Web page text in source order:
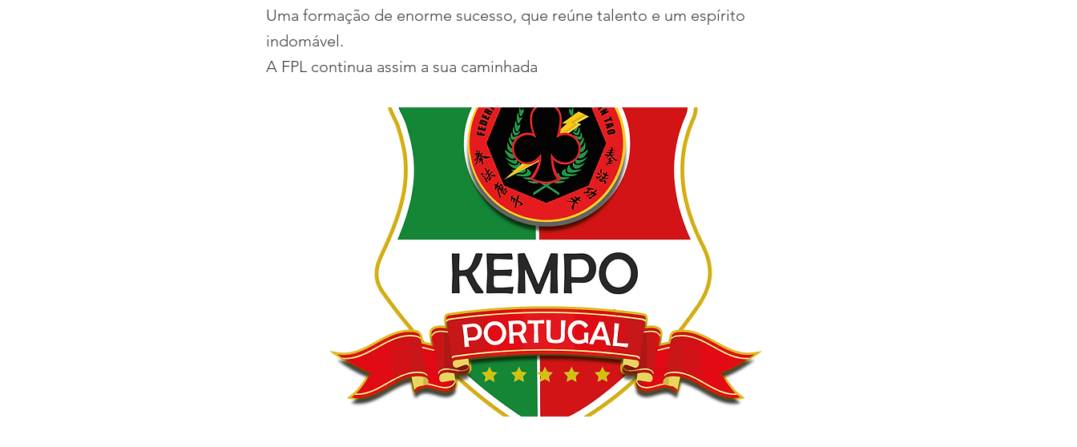
Uma formação de enorme sucesso, que reúne talento e um espírito
indomável.
A FPL continua assim a sua caminhada